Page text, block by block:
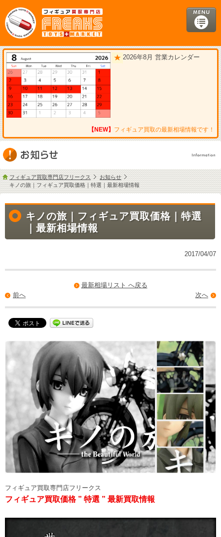
2026年8月 営業カレンダー
【NEW】 フィギュア買取の最新相場情報です！
フィギュア買取専門店フリークス
お知らせ
キノの旅｜フィギュア買取価格｜特選｜最新相場情報
キノの旅｜フィギュア買取価格｜特選
｜最新相場情報
2017/04/07
最新相場リスト へ戻る
次へ
前へ
フィギュア買取専門店フリークス
フィギュア買取価格 ” 特選 ” 最新買取情報